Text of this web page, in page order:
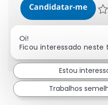
Candidatar-meData
Ver mais
Oi!
Ficou interessado neste
Estou
Trabalhos